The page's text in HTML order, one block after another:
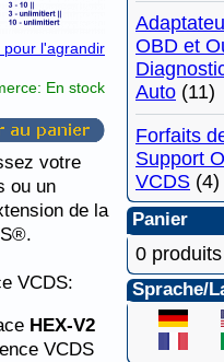
pour l'agrandir
En stock
votre
ou un
de la
VCDS:
HEX-V2
VCDS
OBD et
Auto (11)
Forfaits
Support
VCDS (4)
Panier
0 produits
Sprache/